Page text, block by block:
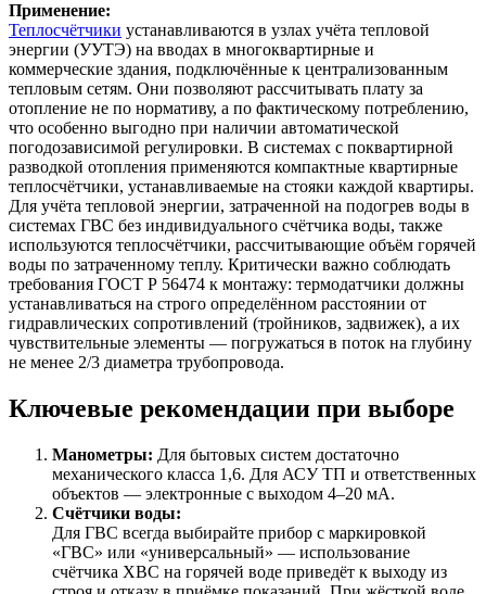
Применение:
Теплосчётчики устанавливаются в узлах учёта тепловой
энергии (УУТЭ) на вводах в многоквартирные и
коммерческие здания, подключённые к централизованным
тепловым сетям. Они позволяют рассчитывать плату за
отопление не по нормативу, а по фактическому потреблению,
что особенно выгодно при наличии автоматической
погодозависимой регулировки. В системах с поквартирной
разводкой отопления применяются компактные квартирные
теплосчётчики, устанавливаемые на стояки каждой квартиры.
Для учёта тепловой энергии, затраченной на подогрев воды в
системах ГВС без индивидуального счётчика воды, также
используются теплосчётчики, рассчитывающие объём горячей
воды по затраченному теплу. Критически важно соблюдать
требования ГОСТ Р 56474 к монтажу: термодатчики должны
устанавливаться на строго определённом расстоянии от
гидравлических сопротивлений (тройников, задвижек), а их
чувствительные элементы — погружаться в поток на глубину
не менее 2/3 диаметра трубопровода.
Ключевые рекомендации при выборе
Манометры: Для бытовых систем достаточно
механического класса 1,6. Для АСУ ТП и ответственных
объектов — электронные с выходом 4–20 мА.
Счётчики воды:
Для ГВС всегда выбирайте прибор с маркировкой
«ГВС» или «универсальный» — использование
счётчика ХВС на горячей воде приведёт к выходу из